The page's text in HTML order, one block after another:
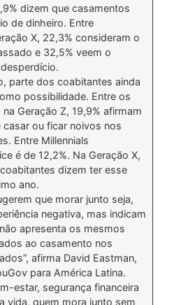
dizem que casamentos
de dinheiro. Entre
X, 22,3% consideram o
e 32,5% veem o
parte dos coabitantes ainda
possibilidade. Entre os
Geração Z, 19,9% afirmam
ou ficar noivos nos
Entre Millennials
é de 12,2%. Na Geração X,
dizem ter esse
ano.
que morar junto seja,
negativa, mas indicam
apresenta os mesmos
ao casamento nos
afirma David Eastman,
para América Latina.
estar, segurança financeira
vida, quem mora junto sem